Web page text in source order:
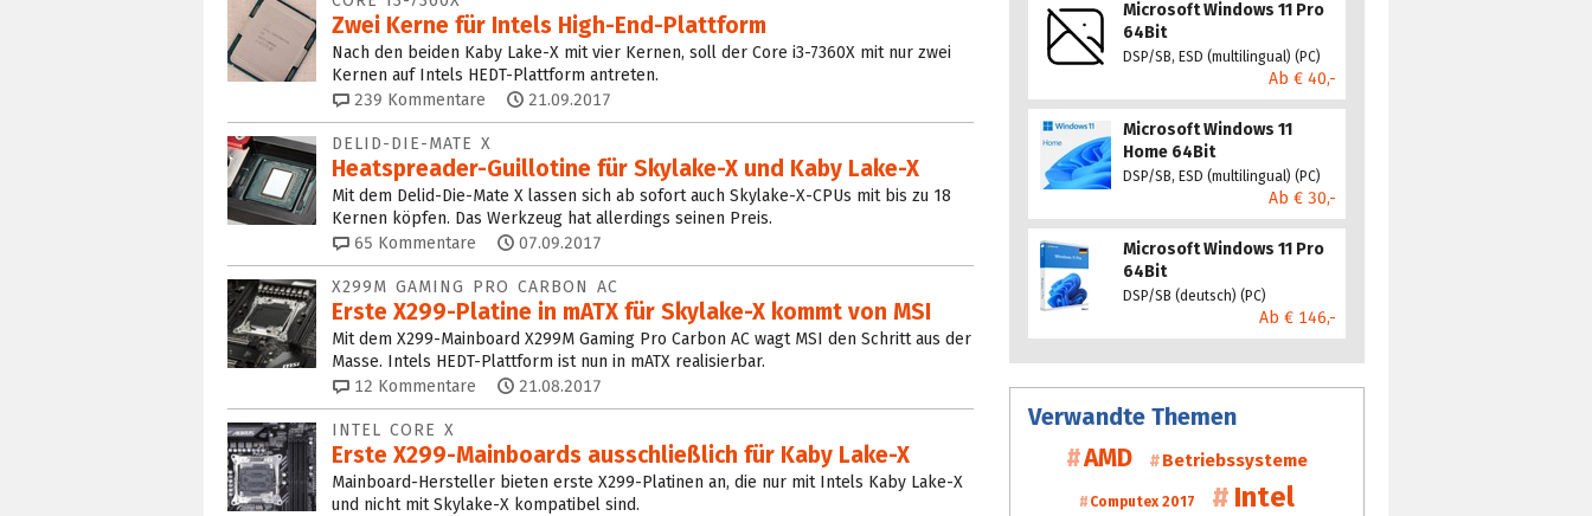
Zwei Kerne für Intels High-End-Plattform
Nach den beiden Kaby Lake-X mit vier Kernen, soll der Core i3-7360X mit nur zwei
Kernen auf Intels HEDT-Plattform antreten.
239 Kommentare 21.09.2017
DELID-DIE-MATE X
Heatspreader-Guillotine für Skylake-X und Kaby Lake-X
Mit dem Delid-Die-Mate X lassen sich ab sofort auch Skylake-X-CPUs mit bis zu 18
Kernen köpfen. Das Werkzeug hat allerdings seinen Preis.
65 Kommentare 07.09.2017
X299M GAMING PRO CARBON AC
Erste X299-Platine in mATX für Skylake-X kommt von MSI
Mit dem X299-Mainboard X299M Gaming Pro Carbon AC wagt MSI den Schritt aus der
Masse. Intels HEDT-Plattform ist nun in mATX realisierbar.
12 Kommentare 21.08.2017
INTEL CORE X
Erste X299-Mainboards ausschließlich für Kaby Lake-X
Mainboard-Hersteller bieten erste X299-Platinen an, die nur mit Intels Kaby Lake-X
und nicht mit Skylake-X kompatibel sind.
Microsoft Windows 11 Pro
64Bit
DSP/SB, ESD (multilingual) (PC)
Ab € 40,-
Microsoft Windows 11
Home 64Bit
DSP/SB, ESD (multilingual) (PC)
Ab € 30,-
Microsoft Windows 11 Pro
64Bit
DSP/SB (deutsch) (PC)
Ab € 146,-
Verwandte Themen
AMD Betriebssysteme
Computex 2017 Intel